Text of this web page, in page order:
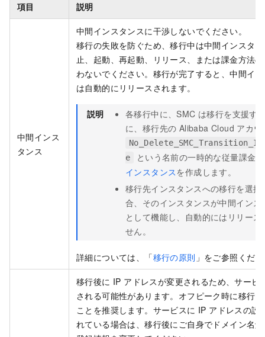
項目 説明
中間インス
タンス
中間インスタンスに干渉しないでください。
移行の失敗を防ぐため、移行中は中間インスタ
止、起動、再起動、リリース、または課金方法
わないでください。移行が完了すると、中間イ
は自動的にリリースされます。
説明
各移行中に、SMC は移行を支援す
に、移行先の Alibaba Cloud アカウ
e
という名前の一時的な従量課金の
インスタンスを作成します。
移行先インスタンスへの移行を選択
合、そのインスタンスが中間インス
として機能し、自動的にはリリース
せん。
詳細については、「移行の原則 」をご参照くだ
移行後に IP アドレスが変更されるため、サービ
される可能性があります。オフピーク時に移行
ことを推奨します。サービスに IP アドレスの設
れている場合は、移行後にご自身でドメイン名